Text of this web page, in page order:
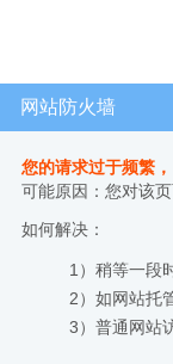
网站防火墙
您的请求过于频繁
可能原因：您对该
如何解决：
1）稍等一段
2）如网站托
3）普通网站